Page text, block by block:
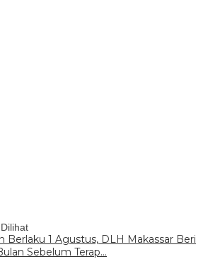
Berlaku 1 Agustus, DLH Makassar Beri
Sebelum Terap…